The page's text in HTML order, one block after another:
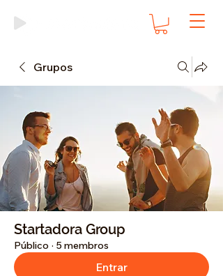
Grupos
Startadora Group
Público · 5 membros
Entrar